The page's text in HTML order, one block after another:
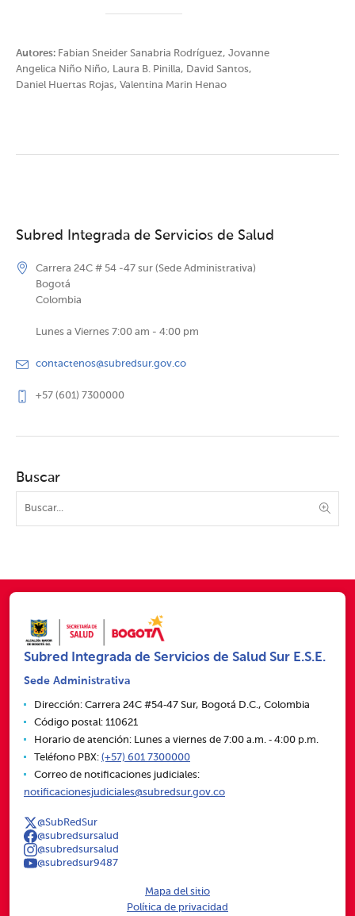
Autores: Fabian Sneider Sanabria Rodríguez, Jovanne
Angelica Niño Niño, Laura B. Pinilla, David Santos,
Daniel Huertas Rojas, Valentina Marin Henao
Subred Integrada de Servicios de Salud
Carrera 24C # 54 -47 sur (Sede Administrativa)
Bogotá
Colombia
Lunes a Viernes 7:00 am - 4:00 pm
contactenos@subredsur.gov.co
+57 (601) 7300000
Buscar
Subred Integrada de Servicios de Salud Sur E.S.E.
Sede Administrativa
Dirección: Carrera 24C #54‑47 Sur, Bogotá D.C., Colombia
Código postal: 110621
Horario de atención: Lunes a viernes de 7:00 a.m. ‑ 4:00 p.m.
Teléfono PBX: (+57) 601 7300000
Correo de notificaciones judiciales:
notificacionesjudiciales@subredsur.gov.co
@SubRedSur
@subredsursalud
@subredsursalud
@subredsur9487
Mapa del sitio
Política de privacidad